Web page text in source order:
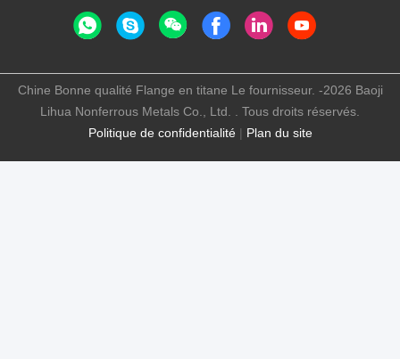
Politique de confidentialité| Plan du site
Chine Bonne qualité Flange en titane Le fournisseur. -2026 Baoji
Lihua Nonferrous Metals Co., Ltd. . Tous droits réservés.